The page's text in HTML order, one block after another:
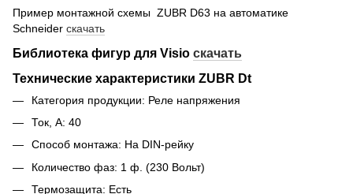
Пример монтажной схемы ZUBR D63 на автоматике
Schneider скачать
Библиотека фигур для Visio скачать
Технические характеристики ZUBR Dt
Категория продукции: Реле напряжения
Ток, А: 40
Способ монтажа: На DIN-рейку
Количество фаз: 1 ф. (230 Вольт)
Термозащита: Есть